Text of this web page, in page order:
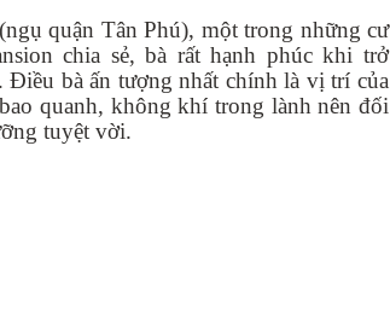
quận Tân Phú), một trong những cư
chia sẻ, bà rất hạnh phúc khi trở
Điều bà ấn tượng nhất chính là vị trí của
quanh, không khí trong lành nên đối
tuyệt vời.